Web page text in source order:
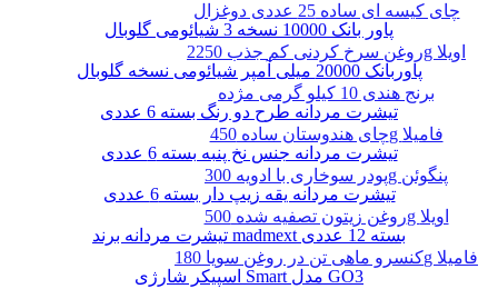
چای کیسه ای ساده 25 عددی دوغزال
روغن سرخ کردنی کم جذب 2250g اویلا
برنج هندی 10 کیلو گرمی مژده
چای هندوستان ساده 450g فامیلا
پودر سوخاری با ادویه 300g پنگوئن
روغن زیتون تصفیه شده 500g اویلا
کنسرو ماهی تن در روغن سویا 180g فامیلا
پاور بانک 10000 نسخه 3 شیائومی گلوبال
پاوربانک 20000 میلی آمپر شیائومی نسخه گلوبال
تیشرت مردانه طرح دو رنگ بسته 6 عددی
تیشرت مردانه جنس نخ پنبه بسته 6 عددی
تیشرت مردانه یقه زیپ دار بسته 6 عددی
تیشرت مردانه برند madmext بسته 12 عددی
اسپیکر شارژی Smart مدل GO3